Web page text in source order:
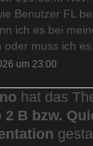
Benutzer FL
ich es bei
oder muss ich
um 23:00
hat das
2 B bzw.